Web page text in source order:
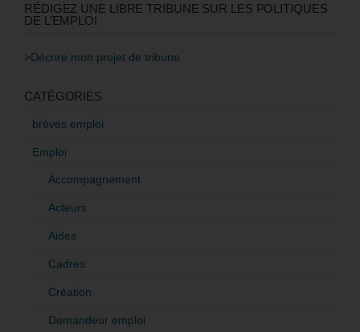
RÉDIGEZ UNE LIBRE TRIBUNE SUR LES POLITIQUES
DE L’EMPLOI
>Décrire mon projet de tribune
CATÉGORIES
brèves emploi
Emploi
Accompagnement
Acteurs
Aides
Cadres
Création
Demandeur emploi